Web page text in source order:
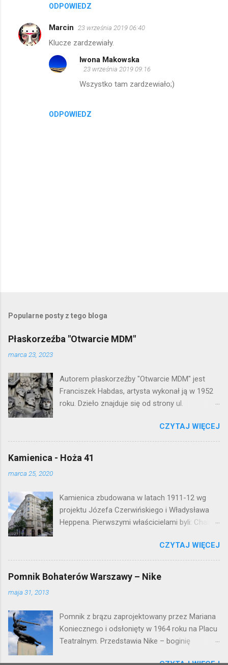
r
z
ODPOWIEDZ
Marcin 23 września 2019 06:40
Klucze zardzewiały.
ODPOWIEDZ
Iwona Makowska
23 września 2019 09:16
Wszystko tam zardzewiało;)
e
i
j
o
m
e
n
t
a
Popularne posty z tego bloga
Płaskorzeźba "Otwarcie MDM"
marca 23, 2023
Autorem płaskorzeźby "Otwarcie MDM" jest
Franciszek Habdas, artysta wykonał ją w 1952
roku. Dzieło znajduje się od strony ul.
warszawskiej flagowej inwestycji
mieszkaniowej lat 50. Lokalizacja: Śródmieście
CZYTAJ WIĘCEJ
Kamienica - Hoża 41
marca 25, 2020
Kamienica zbudowana w latach 1911-12 wg
projektu Józefa Czerwińskiego i Władysława
Heppena. Pierwszymi właścicielami byli: Chaim
kamienica była zamieszkała przez
pracowników Elektrowni Warszawskiej. Ten
okazały budynek wyszedł bez szwanku z II
wojny światowej. Lokalizacja: Śródmieście
CZYTAJ WIĘCEJ
Pomnik Bohaterów Warszawy – Nike
maja 31, 2013
Pomnik z brązu zaprojektowany przez Mariana
Koniecznego i odsłonięty w 1964 roku na Placu
Teatralnym. Przedstawia Nike – boginię